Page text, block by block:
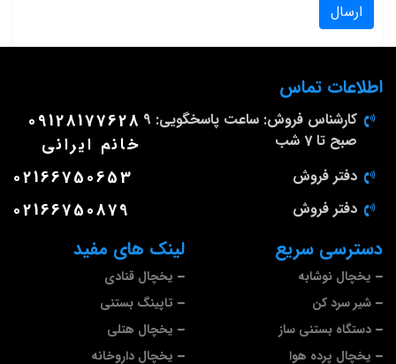
ارسال
لینک های مفید
یخچال قنادی
تاپینگ بستنی
یخچال هتلی
یخچال داروخانه
دسترسی سریع
یخچال نوشابه
شیر سرد کن
دستگاه بستنی ساز
یخچال پرده هوا
اطلاعات تماس
کارشناس فروش: ساعت پاسخگویی: 9
صبح تا 7 شب
09128177628
خانم ایرانی
دفتر فروش 02166750653
دفتر فروش 02166750879